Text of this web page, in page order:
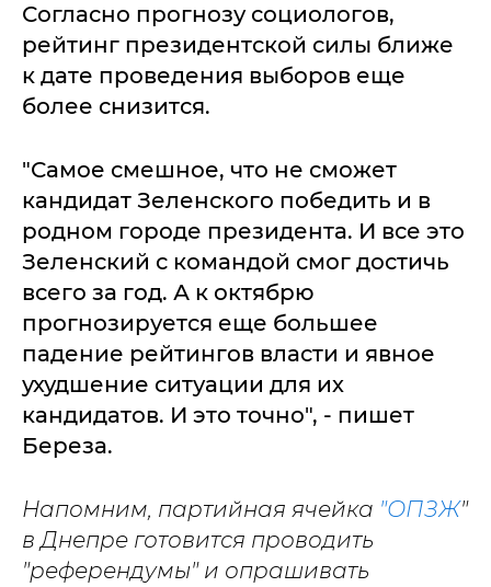
Согласно прогнозу социологов,
рейтинг президентской силы ближе
к дате проведения выборов еще
более снизится.
"Самое смешное, что не сможет
кандидат Зеленского победить и в
родном городе президента. И все это
Зеленский с командой смог достичь
всего за год. А к октябрю
прогнозируется еще большее
падение рейтингов власти и явное
ухудшение ситуации для их
кандидатов. И это точно", - пишет
Береза.
Напомним, партийная ячейка "ОПЗЖ"
в Днепре готовится проводить
"референдумы" и опрашивать